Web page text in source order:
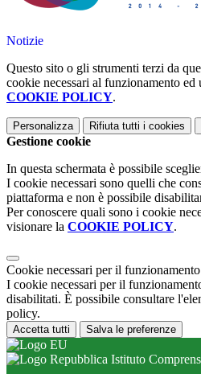
Notizie
Questo sito o gli strumenti terzi da
cookie necessari al funzionamento
COOKIE POLICY.
Personalizza Rifiuta tutti i cookies
Gestione cookie
In questa schermata è possibile
I cookie necessari sono quelli che
piattaforma e non è possibile
Per conoscere quali sono i cookie
visionare la COOKIE POLICY.
Cookie necessari per il funzionamento
I cookie necessari per il
disabilitati. È possibile consultare
policy.
Accetta tutti Salva le preferenze
Istituto